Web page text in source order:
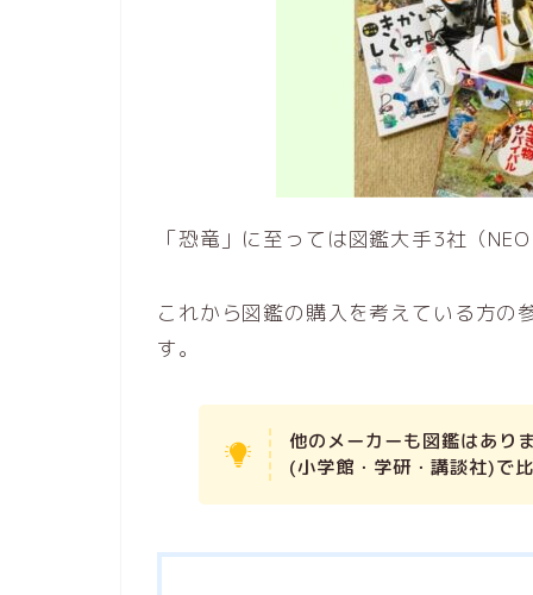
「恐竜」に至っては図鑑大手3社（
これから図鑑の購入を考えている方の
す。
他のメーカーも図鑑はあり
(小学館・学研・講談社)で